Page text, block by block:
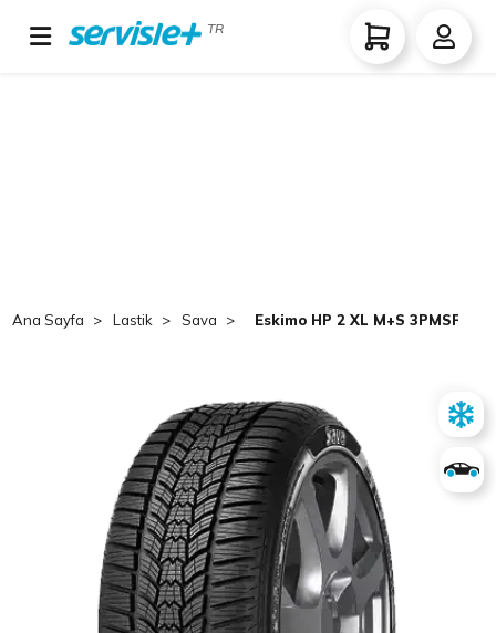
TR
Ana Sayfa Lastik Sava Eskimo HP 2 XL M+S 3PMSF